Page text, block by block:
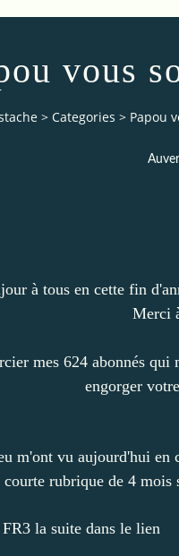
vous
> Categories > Papou
à tous en cette fin
Merci
mes 624 abonnés
engorger
m'ont vu aujourd'hui
rubrique de 4 mois
la suite dans le lien